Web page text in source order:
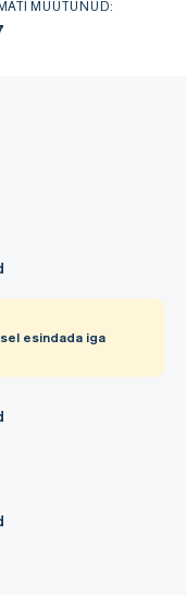
MUUTUNUD:
esindada iga